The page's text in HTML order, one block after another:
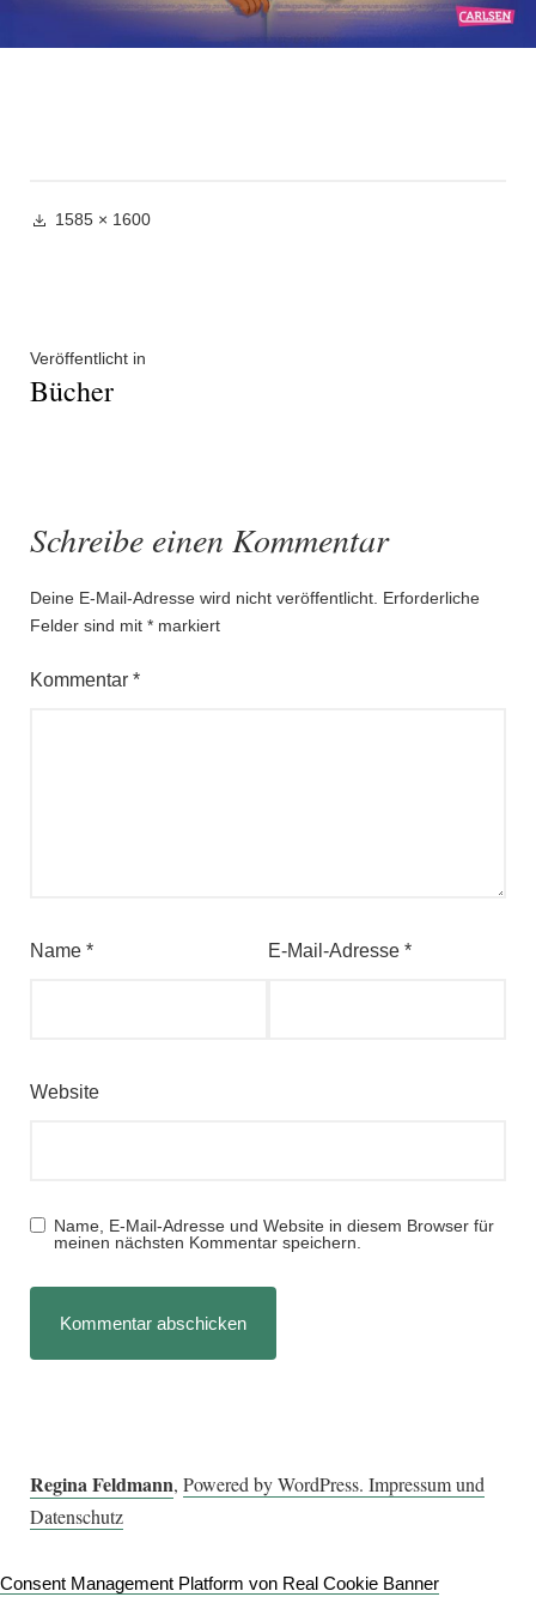
Volle1585 × 1600
Beitragsnavigation
Veröffentlicht in
Bücher
Schreibe einen Kommentar
Deine E-Mail-Adresse wird nicht veröffentlicht. Erforderliche
Felder sind mit * markiert
Kommentar *
Name * E-Mail-Adresse *
Website
Name, E-Mail-Adresse und Website in diesem Browser für
meinen nächsten Kommentar speichern.
Regina Feldmann, Powered by WordPress. Impressum und
Datenschutz
Consent Management Platform von Real Cookie Banner